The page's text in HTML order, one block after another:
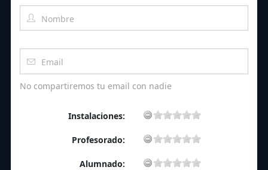
No compartiremos tu email con nadie
Instalaciones:
Profesorado:
Alumnado: